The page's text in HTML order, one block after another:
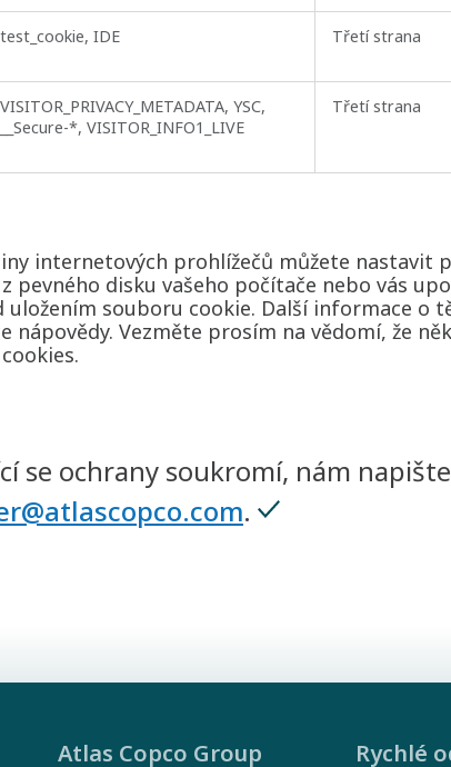
test_cookie, IDE Třetí strana
VISITOR_PRIVACY_METADATA, YSC,
__Secure-*, VISITOR_INFO1_LIVE
Třetí strana
internetových prohlížečů můžete nastavit
pevného disku vašeho počítače nebo vás
uložením souboru cookie. Další informace o
nápovědy. Vezměte prosím na vědomí, že
se ochrany soukromí, nám
.
Atlas Copco Group Rychlé